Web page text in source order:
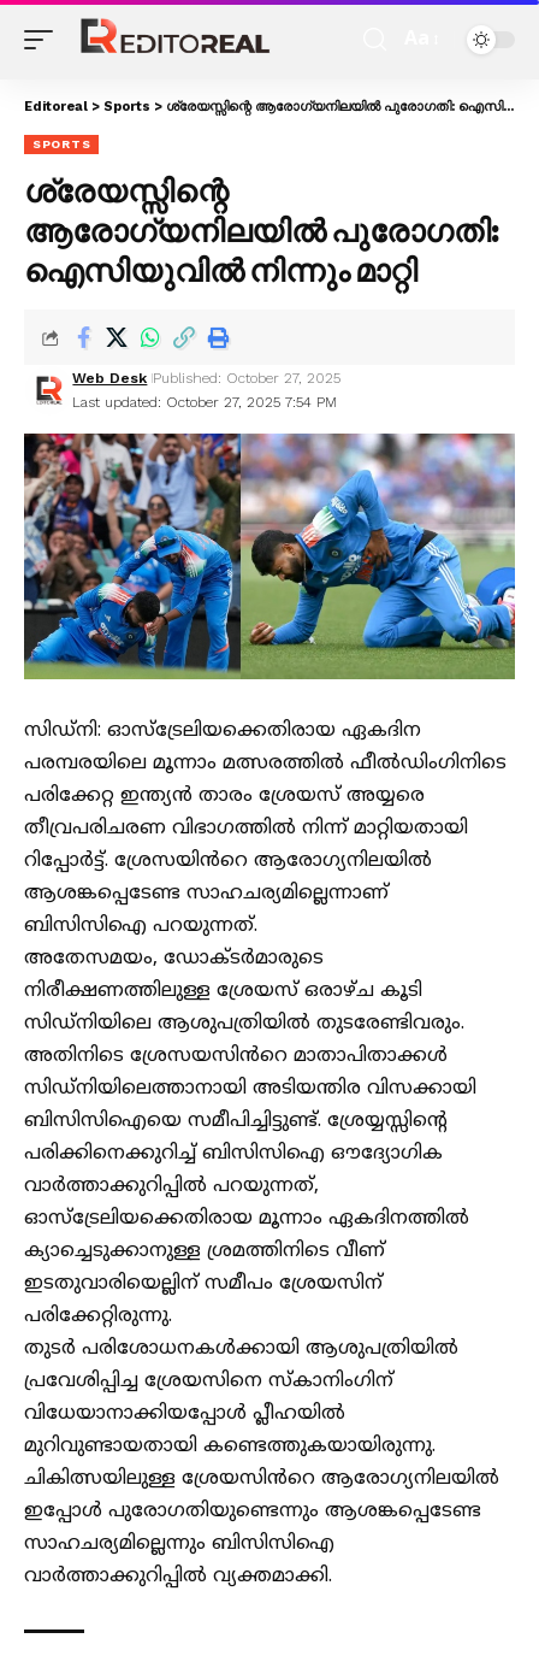
Editoreal > Sports > ശ്രേയസ്സിന്റെ ആരോഗ്യനിലയിൽ പുരോഗതി: ഐസിയുവിൽ നിന്നും മാറ്റി
SPORTS
ശ്രേയസ്സിന്റെ
ആരോഗ്യനിലയിൽ പുരോഗതി:
ഐസിയുവിൽ നിന്നും മാറ്റി
Last updated: October 27, 2025 7:54 PM
Web Desk Published: October 27, 2025
സിഡ്നി: ഓസ്ട്രേലിയക്കെതിരായ ഏകദിന
പരമ്പരയിലെ മൂന്നാം മത്സരത്തിൽ ഫീൽഡിംഗിനിടെ
പരിക്കേറ്റ ഇന്ത്യൻ താരം ശ്രേയസ് അയ്യരെ
തീവ്രപരിചരണ വിഭാഗത്തിൽ നിന്ന് മാറ്റിയതായി
റിപ്പോർട്ട്. ശ്രേസയിൻറെ ആരോഗ്യനിലയിൽ
ആശങ്കപ്പെടേണ്ട സാഹചര്യമില്ലെന്നാണ്
ബിസിസിഐ പറയുന്നത്.
അതേസമയം, ഡോക്ടർമാരുടെ
നിരീക്ഷണത്തിലുള്ള ശ്രേയസ് ഒരാഴ്ച കൂടി
സിഡ്നിയിലെ ആശുപത്രിയിൽ തുടരേണ്ടിവരും.
അതിനിടെ ശ്രേസയസിൻറെ മാതാപിതാക്കൾ
സിഡ്നിയിലെത്താനായി അടിയന്തിര വിസക്കായി
ബിസിസിഐയെ സമീപിച്ചിട്ടുണ്ട്. ശ്രേയ്യസ്സിൻ്റെ
പരിക്കിനെക്കുറിച്ച് ബിസിസിഐ ഔദ്യോഗിക
വാർത്താക്കുറിപ്പിൽ പറയുന്നത്,
ഓസ്ട്രേലിയക്കെതിരായ മൂന്നാം ഏകദിനത്തിൽ
ക്യാച്ചെടുക്കാനുള്ള ശ്രമത്തിനിടെ വീണ്
ഇടതുവാരിയെല്ലിന് സമീപം ശ്രേയസിന്
പരിക്കേറ്റിരുന്നു.
തുടർ പരിശോധനകൾക്കായി ആശുപത്രിയിൽ
പ്രവേശിപ്പിച്ച ശ്രേയസിനെ സ്കാനിംഗിന്
വിധേയാനാക്കിയപ്പോൾ പ്ലീഹയിൽ
മുറിവുണ്ടായതായി കണ്ടെത്തുകയായിരുന്നു.
ചികിത്സയിലുള്ള ശ്രേയസിൻറെ ആരോഗ്യനിലയിൽ
ഇപ്പോൾ പുരോഗതിയുണ്ടെന്നും ആശങ്കപ്പെടേണ്ട
സാഹചര്യമില്ലെന്നും ബിസിസിഐ
വാർത്താക്കുറിപ്പിൽ വ്യക്തമാക്കി.